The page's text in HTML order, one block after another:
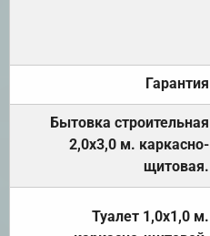
Гарантия
Бытовка строительная
2,0х3,0 м. каркасно-
щитовая.
Туалет 1,0х1,0 м.